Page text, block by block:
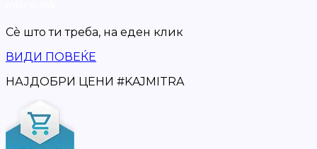
Сè што ти треба, на еден клик
ВИДИ ПОВЕЌЕ
НАЈДОБРИ ЦЕНИ #KAJMITRA